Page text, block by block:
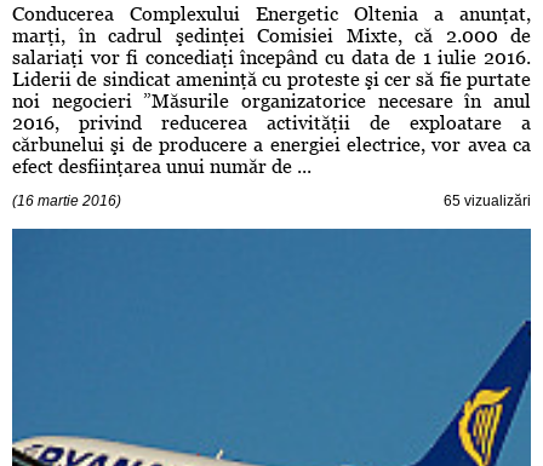
Conducerea Complexului Energetic Oltenia a anunţat,
marţi, în cadrul şedinţei Comisiei Mixte, că 2.000 de
salariaţi vor fi concediaţi începând cu data de 1 iulie 2016.
Liderii de sindicat ameninţă cu proteste şi cer să fie purtate
noi negocieri ”Măsurile organizatorice necesare în anul
2016, privind reducerea activităţii de exploatare a
cărbunelui şi de producere a energiei electrice, vor avea ca
efect desfiinţarea unui număr de ...
(16 martie 2016) 65 vizualizări